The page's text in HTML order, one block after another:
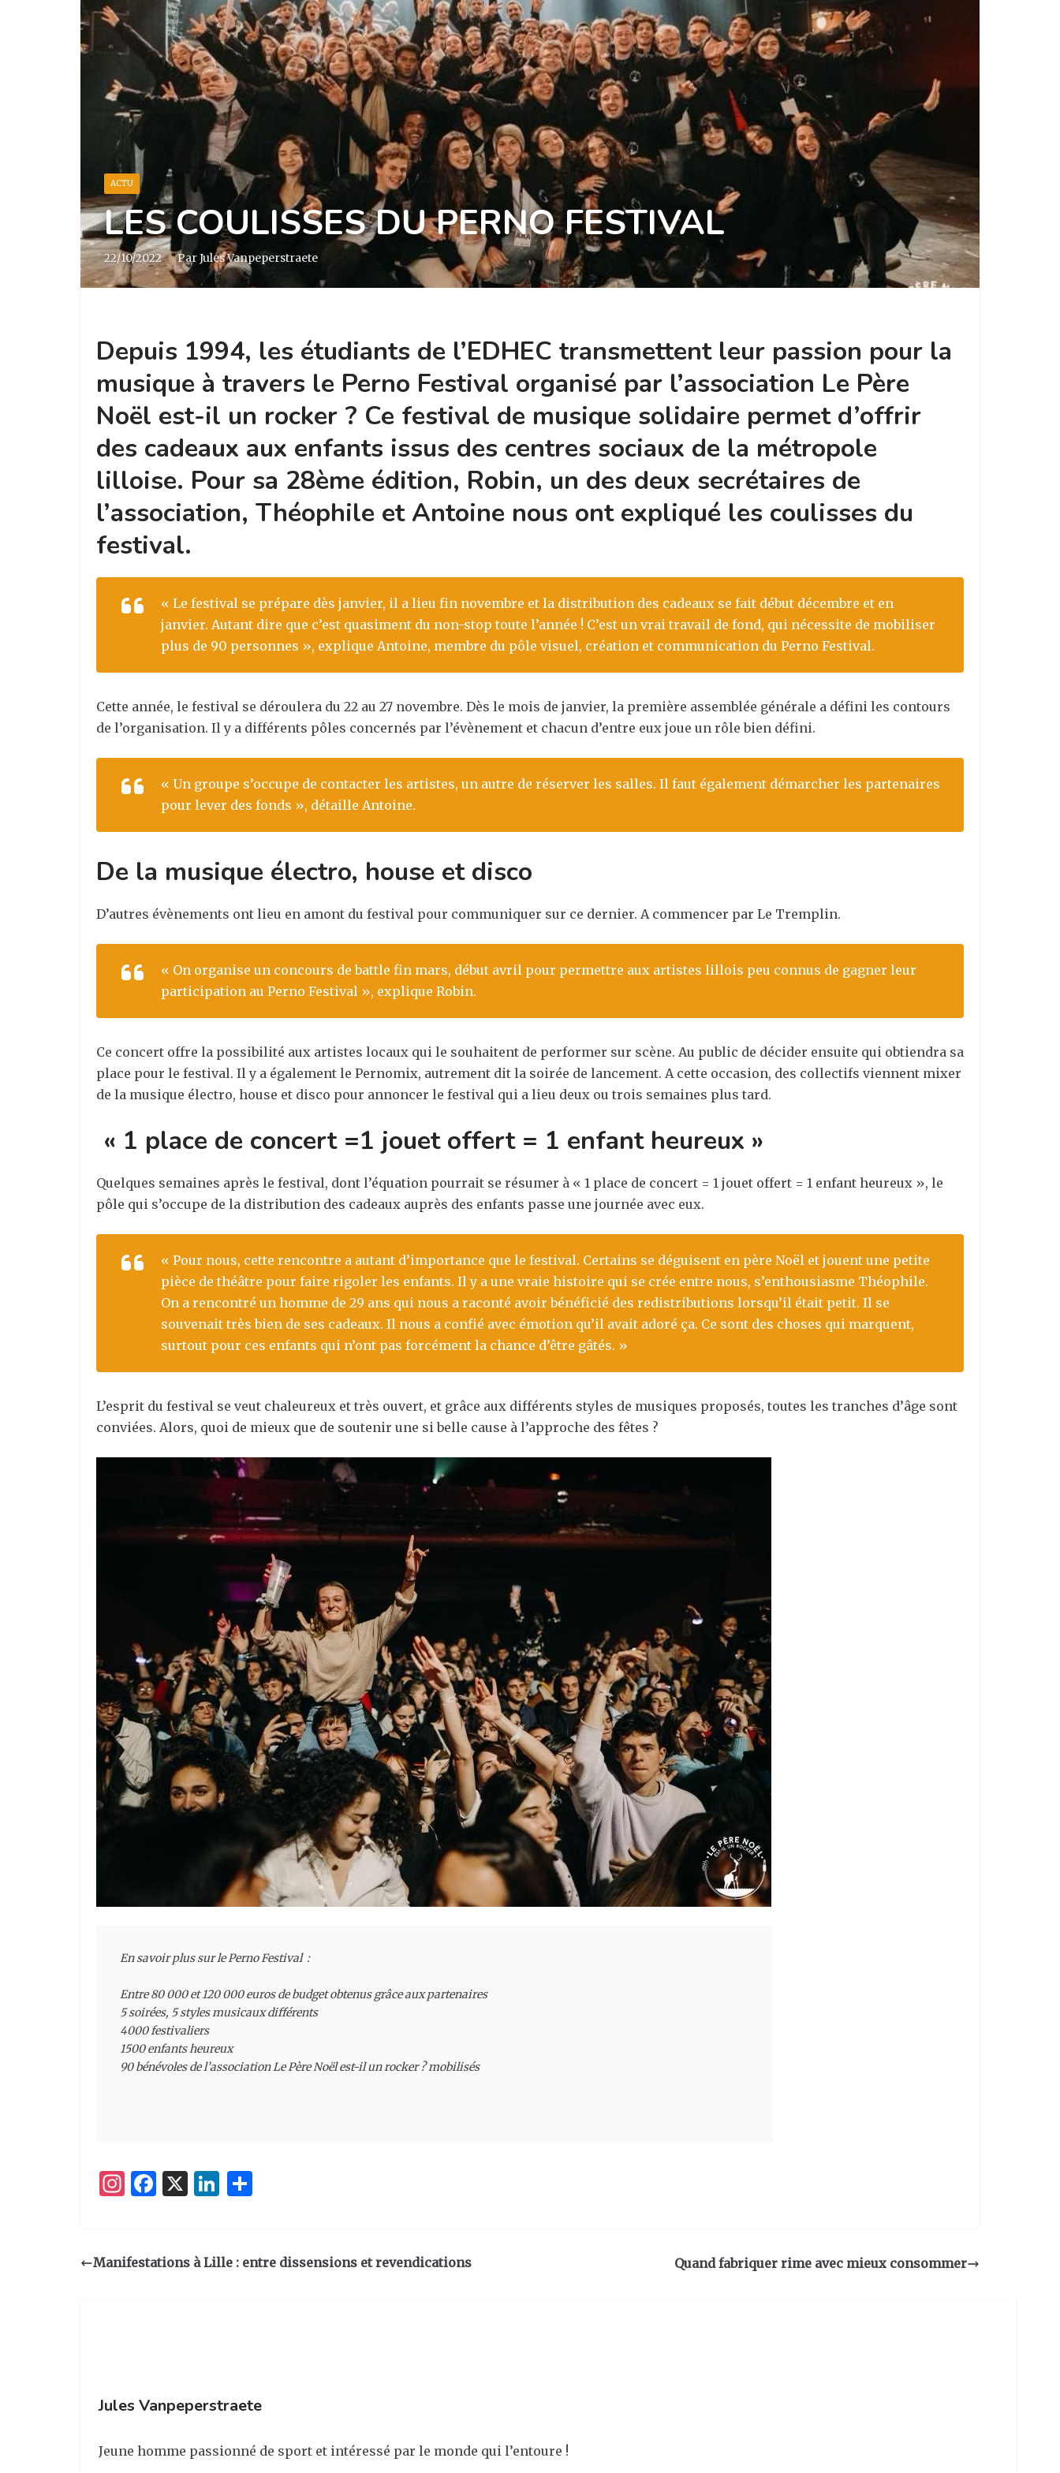
ACTU
LES COULISSES DU PERNO FESTIVAL
22/10/2022 · Par Jules Vanpeperstraete
Depuis 1994, les étudiants de l’EDHEC transmettent leur passion pour la
musique à travers le Perno Festival organisé par l’association Le Père
Noël est-il un rocker ? Ce festival de musique solidaire permet d’offrir
des cadeaux aux enfants issus des centres sociaux de la métropole
lilloise. Pour sa 28ème édition, Robin, un des deux secrétaires de
l’association, Théophile et Antoine nous ont expliqué les coulisses du
festival.
« Le festival se prépare dès janvier, il a lieu fin novembre et la distribution des cadeaux se fait début décembre et en
janvier. Autant dire que c’est quasiment du non-stop toute l’année ! C’est un vrai travail de fond, qui nécessite de mobiliser
plus de 90 personnes », explique Antoine, membre du pôle visuel, création et communication du Perno Festival.
Cette année, le festival se déroulera du 22 au 27 novembre. Dès le mois de janvier, la première assemblée générale a défini les contours
de l’organisation. Il y a différents pôles concernés par l’évènement et chacun d’entre eux joue un rôle bien défini.
« Un groupe s’occupe de contacter les artistes, un autre de réserver les salles. Il faut également démarcher les partenaires
pour lever des fonds », détaille Antoine.
De la musique électro, house et disco
D’autres évènements ont lieu en amont du festival pour communiquer sur ce dernier. A commencer par Le Tremplin.
« On organise un concours de battle fin mars, début avril pour permettre aux artistes lillois peu connus de gagner leur
participation au Perno Festival », explique Robin.
Ce concert offre la possibilité aux artistes locaux qui le souhaitent de performer sur scène. Au public de décider ensuite qui obtiendra sa
place pour le festival. Il y a également le Pernomix, autrement dit la soirée de lancement. A cette occasion, des collectifs viennent mixer
de la musique électro, house et disco pour annoncer le festival qui a lieu deux ou trois semaines plus tard.
« 1 place de concert =1 jouet offert = 1 enfant heureux »
Quelques semaines après le festival, dont l’équation pourrait se résumer à « 1 place de concert = 1 jouet offert = 1 enfant heureux », le
pôle qui s’occupe de la distribution des cadeaux auprès des enfants passe une journée avec eux.
« Pour nous, cette rencontre a autant d’importance que le festival. Certains se déguisent en père Noël et jouent une petite
pièce de théâtre pour faire rigoler les enfants. Il y a une vraie histoire qui se crée entre nous, s’enthousiasme Théophile.
On a rencontré un homme de 29 ans qui nous a raconté avoir bénéficié des redistributions lorsqu’il était petit. Il se
souvenait très bien de ses cadeaux. Il nous a confié avec émotion qu’il avait adoré ça. Ce sont des choses qui marquent,
surtout pour ces enfants qui n’ont pas forcément la chance d’être gâtés. »
L’esprit du festival se veut chaleureux et très ouvert, et grâce aux différents styles de musiques proposés, toutes les tranches d’âge sont
conviées. Alors, quoi de mieux que de soutenir une si belle cause à l’approche des fêtes ?
En savoir plus sur le Perno Festival  :
Entre 80 000 et 120 000 euros de budget obtenus grâce aux partenaires
5 soirées, 5 styles musicaux différents
4000 festivaliers
1500 enfants heureux
90 bénévoles de l’association Le Père Noël est-il un rocker ? mobilisés
I
a
F
e
X
Li
e
g
Manifestations à Lille : entre dissensions et revendications Quand fabriquer rime avec mieux consommer
Jules Vanpeperstraete
Jeune homme passionné de sport et intéressé par le monde qui l’entoure !